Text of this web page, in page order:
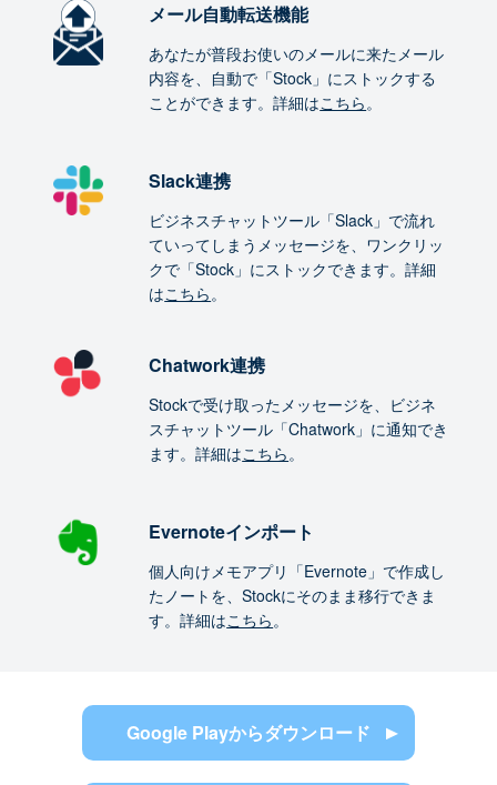
メール自動転送機能
あなたが普段お使いのメールに来たメール
内容を、自動で「Stock」にストックする
ことができます。詳細はこちら。
Slack連携
ビジネスチャットツール「Slack」で流れ
ていってしまうメッセージを、ワンクリッ
クで「Stock」にストックできます。詳細
はこちら。
Chatwork連携
Stockで受け取ったメッセージを、ビジネ
スチャットツール「Chatwork」に通知でき
ます。詳細はこちら。
Evernoteインポート
個人向けメモアプリ「Evernote」で作成し
たノートを、Stockにそのまま移行できま
す。詳細はこちら。
Google Playからダウンロード